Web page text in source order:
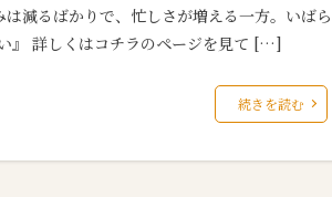
減るばかりで、忙しさが増える一方。いばら
』 詳しくはコチラのページを見て […]
続きを読む